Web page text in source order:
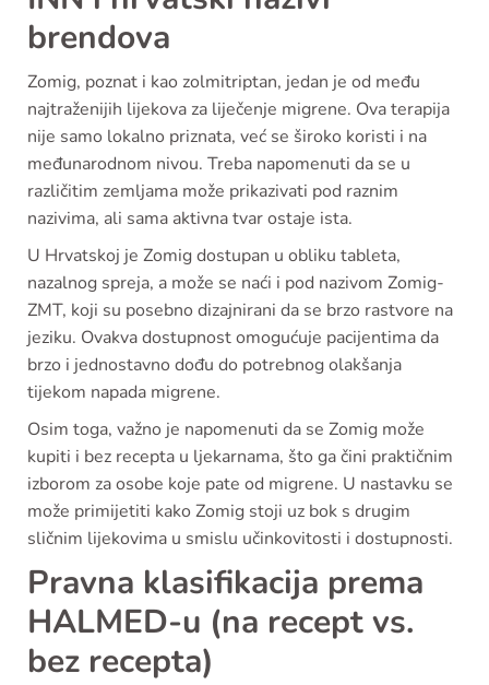
brendova
Zomig, poznat i kao zolmitriptan, jedan je od među
najtraženijih lijekova za liječenje migrene. Ova terapija
nije samo lokalno priznata, već se široko koristi i na
međunarodnom nivou. Treba napomenuti da se u
različitim zemljama može prikazivati pod raznim
nazivima, ali sama aktivna tvar ostaje ista.
U Hrvatskoj je Zomig dostupan u obliku tableta,
nazalnog spreja, a može se naći i pod nazivom Zomig-
ZMT, koji su posebno dizajnirani da se brzo rastvore na
jeziku. Ovakva dostupnost omogućuje pacijentima da
brzo i jednostavno dođu do potrebnog olakšanja
tijekom napada migrene.
Osim toga, važno je napomenuti da se Zomig može
kupiti i bez recepta u ljekarnama, što ga čini praktičnim
izborom za osobe koje pate od migrene. U nastavku se
može primijetiti kako Zomig stoji uz bok s drugim
sličnim lijekovima u smislu učinkovitosti i dostupnosti.
Pravna klasifikacija prema
HALMED-u (na recept vs.
bez recepta)